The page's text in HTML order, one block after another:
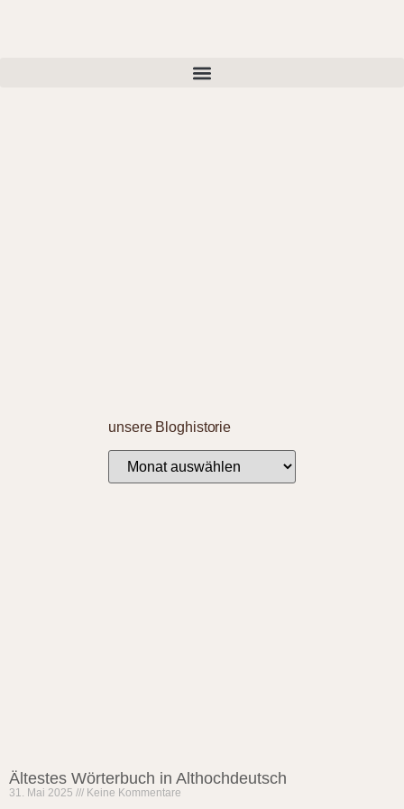
unsere Bloghistorie
Ältestes Wörterbuch in Althochdeutsch
31. Mai 2025 Keine Kommentare